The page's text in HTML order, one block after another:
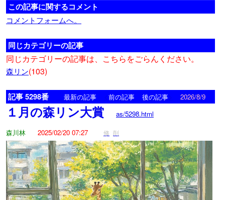
この記事に関するコメント
コメントフォームへ。
同じカテゴリーの記事
同じカテゴリーの記事は、こちらをごらんください。
森リン(103)
記事 5298番 最新の記事 前の記事 後の記事 2026/8/9
１月の森リン大賞
as/5298.html
森川林
2025/02/20 07:27 修 削